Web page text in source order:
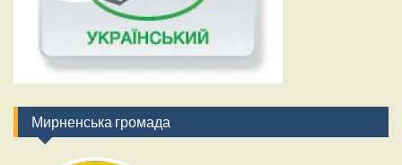
Мирненська громада